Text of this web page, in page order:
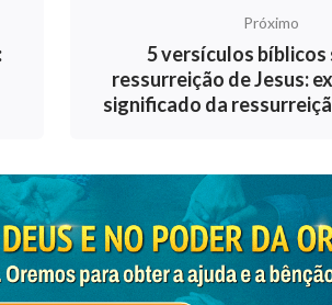
aos vossos senhores, não
debaixo de todo o céu
um reino eterno, e todos os
Próximo
5 versículos bíblicos
ressurreição de Jesus:
significado da